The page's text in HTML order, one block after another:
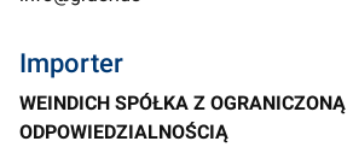
Importer
WEINDICH SPÓŁKA Z OGRANICZONĄ
ODPOWIEDZIALNOŚCIĄ